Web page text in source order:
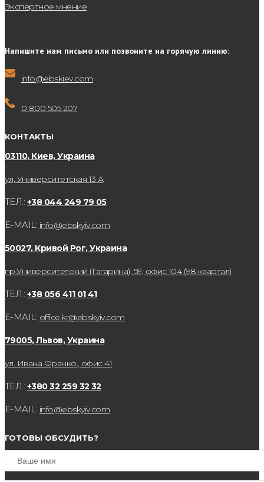
Экспертное мнение
Напишите нам письмо или позвоните на горячую линию:
info@ebskiev.com
0 800 505 207
КОНТАКТЫ
03110, Киев, Украина
ул, Университетская 13 А
ТЕЛ.: +38 044 249 79 05
E-MAIL: info@ebskyiv.com
50027, Кривой Рог, Украина
пр.Университетский (Гагарина), 59, офис 104 (98 квартал)
ТЕЛ.: +38 056 411 01 41
E-MAIL: office.kr@ebskyiv.com
79005, Львов, Украина
ул. Ивана Франко., офис 41
ТЕЛ.: +380 32 259 32 32
E-MAIL: info@ebskyiv.com
ГОТОВЫ ОБСУДИТЬ?